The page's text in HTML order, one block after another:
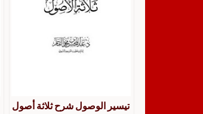
تيسير الوصول شرح ثلاثة أصول